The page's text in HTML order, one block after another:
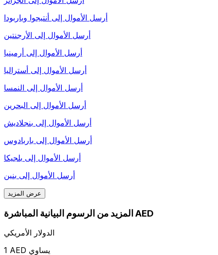
أرسل الأموال إلى أنتيجوا وباربودا
أرسل الأموال إلى الأرجنتين
أرسل الأموال إلى أرمينيا
أرسل الأموال إلى أستراليا
أرسل الأموال إلى النمسا
أرسل الأموال إلى البحرين
أرسل الأموال إلى بنجلاديش
أرسل الأموال إلى باربادوس
أرسل الأموال إلى بلجيكا
أرسل الأموال إلى بنين
عرض المزيد
المزيد من الرسوم البيانية المباشرة AED
الدولار الأمريكي
1 AED يساوي